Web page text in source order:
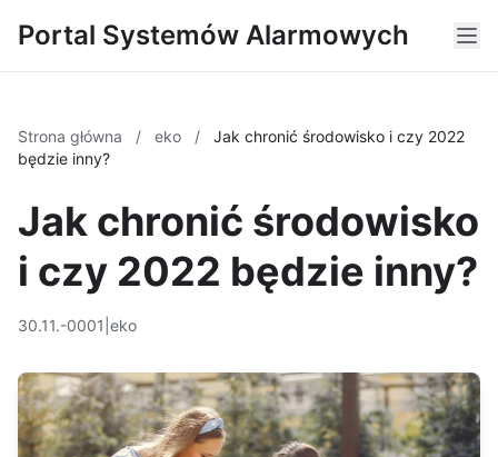
Portal Systemów Alarmowych
Strona główna / eko /
Jak chronić środowisko i czy 2022
będzie inny?
Jak chronić środowisko
i czy 2022 będzie inny?
30.11.-0001 eko